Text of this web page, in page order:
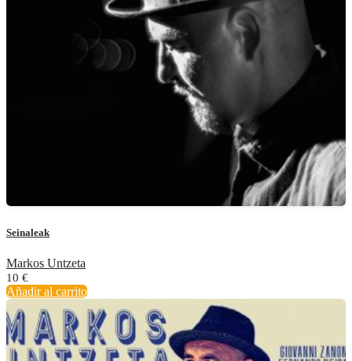
Seinaleak
Markos Untzeta
10 €
Añadir al carrito